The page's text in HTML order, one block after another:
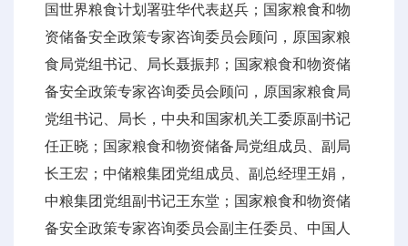
国世界粮食计划署驻华代表赵兵；国家粮食和物
资储备安全政策专家咨询委员会顾问，原国家粮
食局党组书记、局长聂振邦；国家粮食和物资储
备安全政策专家咨询委员会顾问，原国家粮食局
党组书记、局长，中央和国家机关工委原副书记
任正晓；国家粮食和物资储备局党组成员、副局
长王宏；中储粮集团党组成员、副总经理王娟，
中粮集团党组副书记王东堂；国家粮食和物资储
备安全政策专家咨询委员会副主任委员、中国人